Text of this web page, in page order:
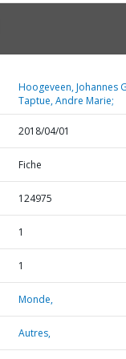
Hoogeveen, Johannes
Taptue, Andre Marie;
2018/04/01
Fiche
124975
1
1
Monde,
Autres,